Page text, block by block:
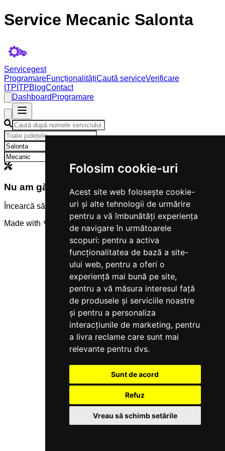
Folosim cookie-uri
Acest site web folosește cookie-
uri și alte tehnologii de urmărire
pentru a vă îmbunătăți experiența
de navigare în următoarele
scopuri: pentru a activa
funcționalitatea de bază a site-
ului web, pentru a oferi o
experiență mai bună pe site,
pentru a vă măsura interesul față
de produsele și serviciile noastre
și pentru a personaliza
interacțiunile de marketing, pentru
a livra reclame care sunt mai
relevante pentru dvs.
Sunt de acord
Refuz
Vreau să schimb setările
Service Mecanic Salonta
Servicegest
ProgramareFuncționalitățiCaută serviceVerificare
ITP ITPBlogContact
Dashboard Programare
Nu am găsit servicii
Încearcă să modifici criteriile de căutare.
Made with 💜 by
Servicegest